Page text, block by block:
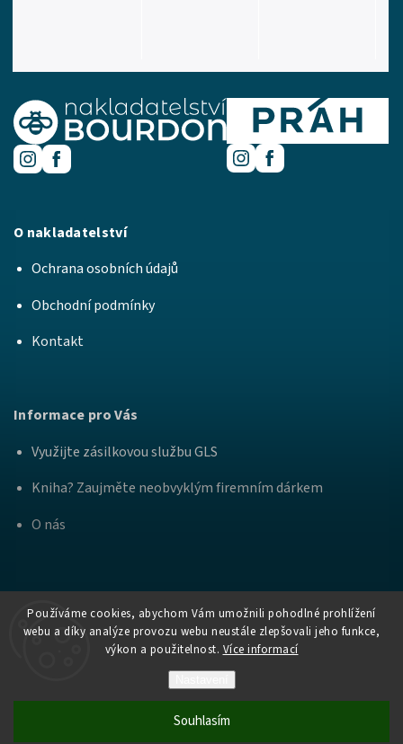
Používáme cookies, abychom Vám umožnili pohodlné prohlížení
webu a díky analýze provozu webu neustále zlepšovali jeho funkce,
výkon a použitelnost. Více informací
Souhlasím
O nakladatelství
Ochrana osobních údajů
Obchodní podmínky
Kontakt
Informace pro Vás
Využijte zásilkovou službu GLS
Kniha? Zaujměte neobvyklým firemním dárkem
O nás
Vytvořil Shoptet
Nakladatelství Bourdon a
Práh
. Všechna práva